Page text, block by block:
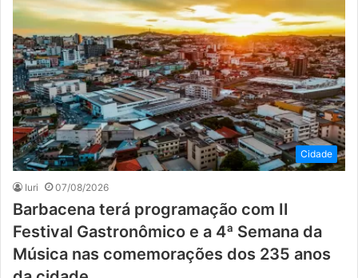
Cidade
Iuri 07/08/2026
Barbacena terá programação com II
Festival Gastronômico e a 4ª Semana da
Música nas comemorações dos 235 anos